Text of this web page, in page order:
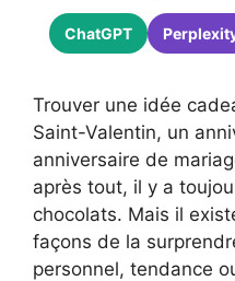
ChatGPT
Trouver une idée
Saint-Valentin, un
anniversaire de
après tout, il y a
chocolats. Mais il
façons de la
personnel, tendance